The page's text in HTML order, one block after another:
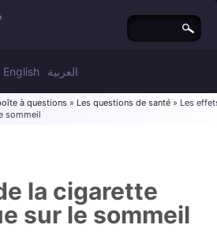
English العربية
à questions » Les questions de santé » Les
sommeil
la cigarette
sur le sommeil